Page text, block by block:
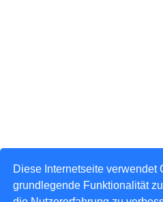
Diese Internetseite verwendet
grundlegende Funktionalität